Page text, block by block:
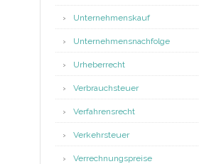
Unternehmenskauf
Unternehmensnachfolge
Urheberrecht
Verbrauchsteuer
Verfahrensrecht
Verkehrsteuer
Verrechnungspreise